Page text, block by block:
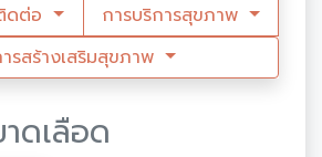
ดต่อ
การบริการสุขภาพ
รสร้างเสริมสุขภาพ
ดเลือด